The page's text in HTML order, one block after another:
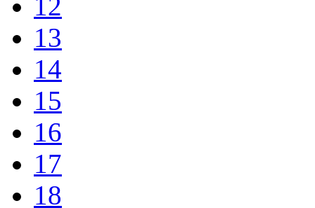
12
13
14
15
16
17
18